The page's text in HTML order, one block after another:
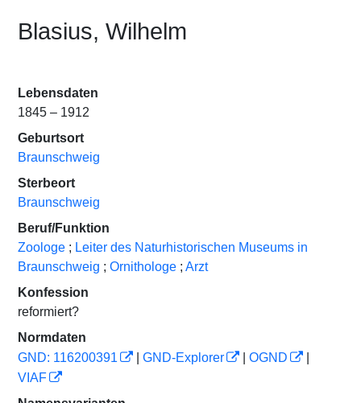
Blasius, Wilhelm
Lebensdaten
1845 – 1912
Geburtsort
Braunschweig
Sterbeort
Braunschweig
Beruf/Funktion
Zoologe ; Leiter des Naturhistorischen Museums in
Braunschweig ; Ornithologe ; Arzt
Konfession
reformiert?
Normdaten
GND: 116200391
GND-Explorer OGND
VIAF